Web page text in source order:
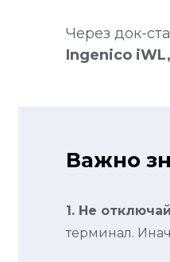
Через док-
Ingenico
Важно
1. Не
терминал.